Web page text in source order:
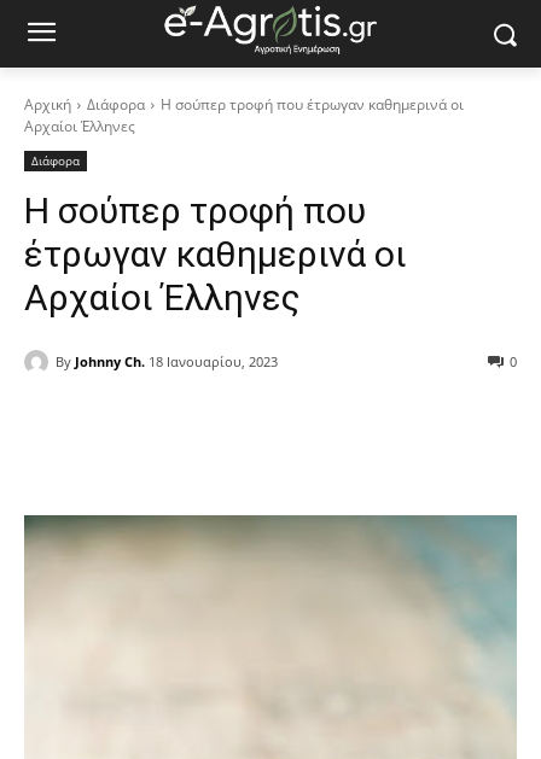
Αρχική Διάφορα
Η σούπερ τροφή που έτρωγαν καθημερινά οι
Αρχαίοι Έλληνες
Διάφορα
Η σούπερ τροφή που
έτρωγαν καθημερινά οι
Αρχαίοι Έλληνες
By Johnny Ch. 18 Ιανουαρίου, 2023 0